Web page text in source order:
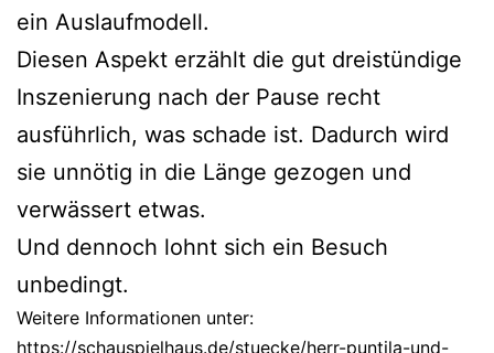
ein Auslaufmodell.
Diesen Aspekt erzählt die gut dreistündige
Inszenierung nach der Pause recht
ausführlich, was schade ist. Dadurch wird
sie unnötig in die Länge gezogen und
verwässert etwas.
Und dennoch lohnt sich ein Besuch
unbedingt.
Weitere Informationen unter:
https://schauspielhaus.de/stuecke/herr-puntila-und-